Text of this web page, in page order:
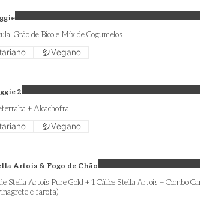
Grão de Bico e Mix de Cogumelos
Vegano
2
+ Alcachofra
Vegano
Artois & Fogo de Chão
Stella Artois Pure Gold + 1 Cálice Stella Artois + Combo
e farofa)